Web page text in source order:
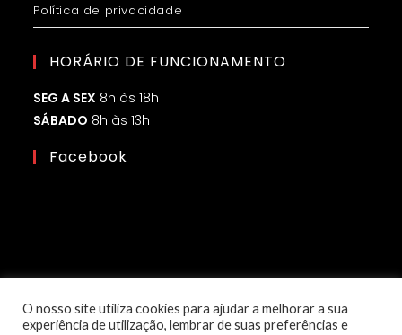
Política de privacidade
HORÁRIO DE FUNCIONAMENTO
SEG A SEX 8h às 18h
SÁBADO 8h às 13h
Facebook
O nosso site utiliza cookies para ajudar a melhorar a sua
experiência de utilização, lembrar de suas preferências e